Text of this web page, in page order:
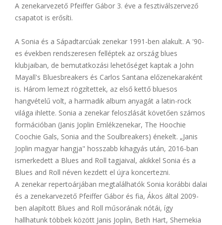
A zenekarvezető Pfeiffer Gábor 3. éve a fesztiválszervező
csapatot is erősíti.
A Sonia és a Sápadtarcúak zenekar 1991-ben alakult. A '90-
es években rendszeresen felléptek az ország blues
klubjaiban, de bemutatkozási lehetőséget kaptak a John
Mayall's Bluesbreakers és Carlos Santana előzenekaraként
is. Három lemezt rögzítettek, az első kettő bluesos
hangvételű volt, a harmadik album anyagát a latin-rock
világa ihlette. Sonia a zenekar feloszlását követően számos
formációban (Janis Joplin Emlékzenekar, The Hoochie
Coochie Gals, Sonia and the Soulbreakers) énekelt. „Janis
Joplin magyar hangja" hosszabb kihagyás után, 2016-ban
ismerkedett a Blues and Roll tagjaival, akikkel Sonia és a
Blues and Roll néven kezdett el újra koncertezni.
A zenekar repertoárjában megtalálhatók Sonia korábbi dalai
és a zenekarvezető Pfeiffer Gábor és fia, Ákos által 2009-
ben alapított Blues and Roll műsorának nótái, így
hallhatunk többek között Janis Joplin, Beth Hart, Shemekia